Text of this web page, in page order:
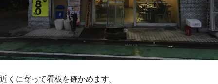
近くに寄って看板を確かめます。